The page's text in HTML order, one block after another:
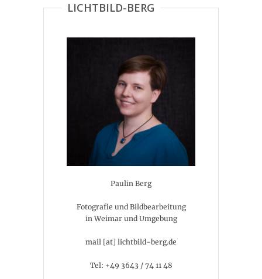
LICHTBILD-BERG
Paulin Berg
Fotografie und Bildbearbeitung
in Weimar und Umgebung
mail [at] lichtbild-berg.de
Tel: +49 3643 / 74 11 48